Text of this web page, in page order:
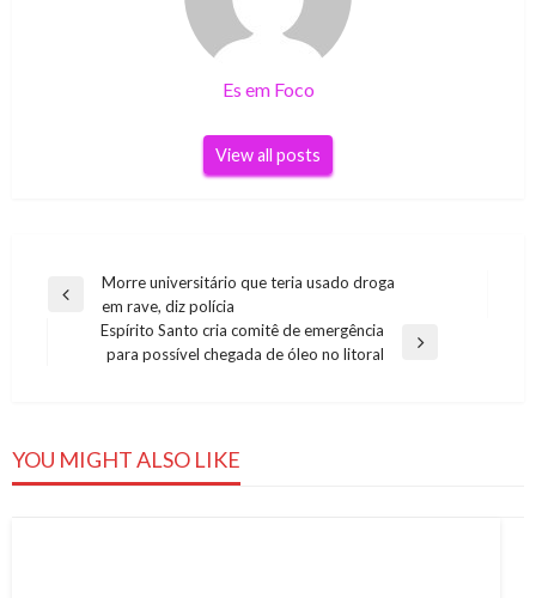
Es em Foco
View all posts
Navegação
Previous
Morre universitário que teria usado droga
em rave, diz polícia
Espírito Santo cria comitê de emergência
para possível chegada de óleo no litoral
YOU MIGHT ALSO LIKE